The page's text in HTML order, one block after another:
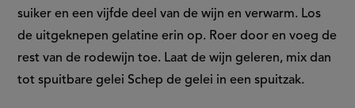
suiker en een vijfde deel van de wijn en verwarm. Los
de uitgeknepen gelatine erin op. Roer door en voeg de
rest van de rodewijn toe. Laat de wijn geleren, mix dan
tot spuitbare gelei Schep de gelei in een spuitzak.